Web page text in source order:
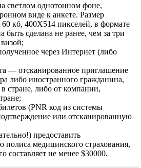
светлом однотонном фоне,
виде к анкете. Размер
кб, 400Х514 пикселей, в формате
сделана не ранее, чем за три
через Интернет (либо
— отсканированное приглашение
либо иностранного гражданина,
стране, либо от компании,
(PNR код из системы
или отсканированную
предоставить
медицинского страхования,
составляет не менее $30000.